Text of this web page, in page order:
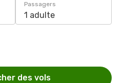
Passagers
1 adulte
des vols